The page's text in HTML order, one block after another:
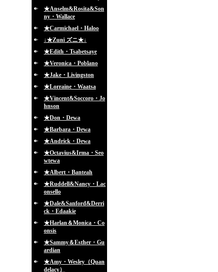
★Anselm&Rosita&Son
ny・Wallace
★Carmichael・Haloo
↓★Zuni ズニ★↓
★Edith・Tsabetsaye
★Veronica・Poblano
★Jake・Livingston
★Lorraine・Waatsa
★Vincent&Soccoro・Jo
hnson
★Don・Dewa
★Barbara・Dewa
★Andrick・Dewa
★Octavius&Irma・Seo
wtewa
★Albert・Banteah
★Ruddell&Nancy・Lac
onsello
★Dale&Sanford&Derri
ck・Edaakie
★Harlan＆Monica・Co
onsis
★Sammy＆Esther・Gu
ardian
★Amy・Wesley（Quan
delacy）